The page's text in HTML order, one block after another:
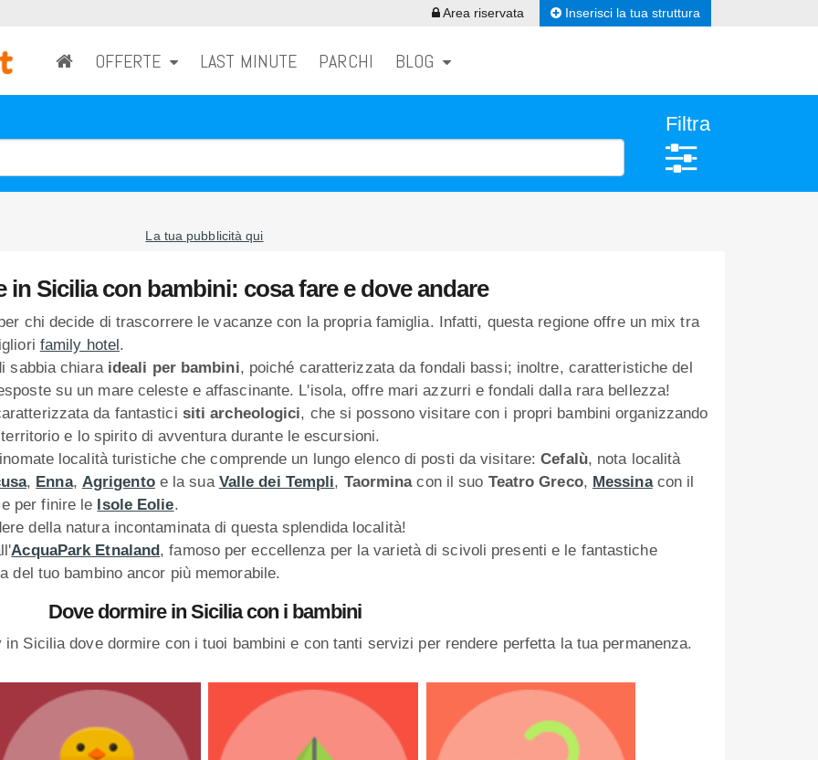
Area riservata Inserisci la tua struttura
OFFERTE LAST MINUTE PARCHI BLOG
Filtra
La tua pubblicità qui
in Sicilia con bambini: cosa fare e dove andare
chi decide di trascorrere le vacanze con la propria famiglia. Infatti, questa regione offre un mix tra
family hotel .
sabbia chiara ideali per bambini, poiché caratterizzata da fondali bassi; inoltre, caratteristiche del
su un mare celeste e affascinante. L'isola, offre mari azzurri e fondali dalla rara bellezza!
da fantastici siti archeologici, che si possono visitare con i propri bambini organizzando
e lo spirito di avventura durante le escursioni.
località turistiche che comprende un lungo elenco di posti da visitare:Cefalù, nota località
, Enna, Agrigentoe la sua Valle dei Templi, Taorminacon il suo Teatro Greco, Messinacon il
per finire le Isole Eolie.
della natura incontaminata di questa splendida località!
AcquaPark Etnaland , famoso per eccellenza per la varietà di scivoli presenti e le fantastiche
del tuo bambino ancor più memorabile.
Dove dormire in Sicilia con i bambini
Sicilia dove dormire con i tuoi bambini e con tanti servizi per rendere perfetta la tua permanenza.